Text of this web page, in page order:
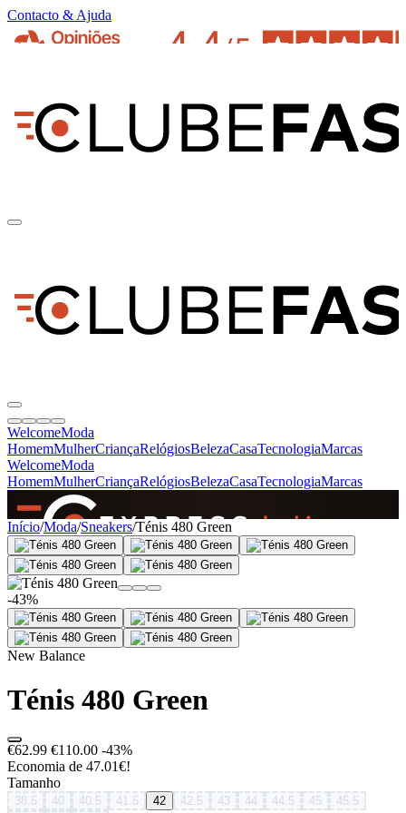
Contacto & Ajuda
WelcomeModa
HomemMulherCriançaRelógiosBelezaCasaTecnologiaMarcas
WelcomeModa
HomemMulherCriançaRelógiosBelezaCasaTecnologiaMarcas
SINCE 2005
+de 36.000 reviews
Início/Moda/Sneakers/Ténis 480 Green
-43%
New Balance
Ténis 480 Green
€62.99 €110.00 -43%
Economia de 47.01€!
Tamanho
38.5 40 40.5 41.5 42 42.5 43 44 44.5 45
45.5